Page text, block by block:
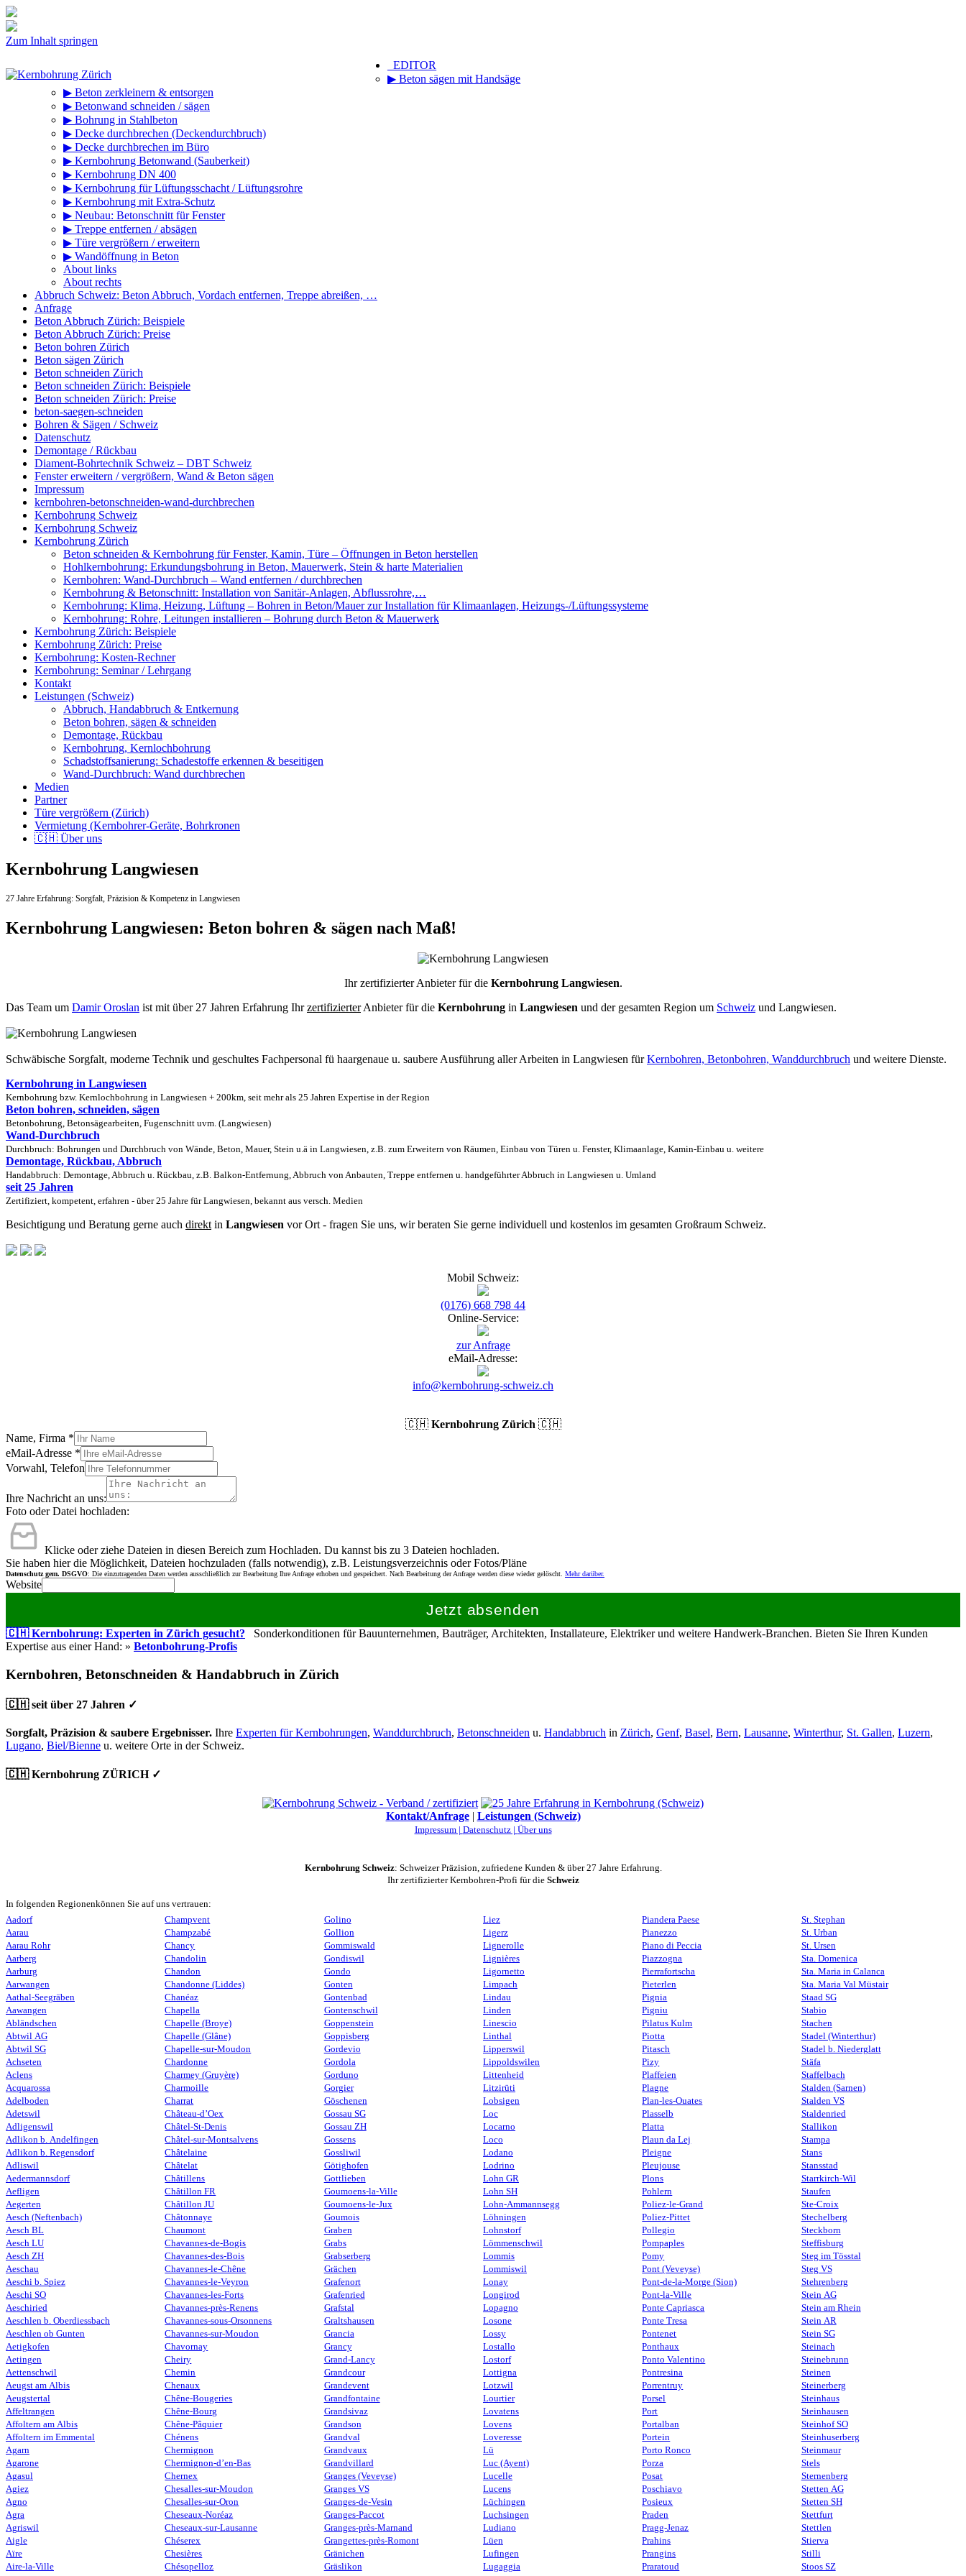
Zum Inhalt springen
_EDITOR
▶ Beton sägen mit Handsäge
▶ Beton zerkleinern & entsorgen
▶ Betonwand schneiden / sägen
▶ Bohrung in Stahlbeton
▶ Decke durchbrechen (Deckendurchbruch)
▶ Decke durchbrechen im Büro
▶ Kernbohrung Betonwand (Sauberkeit)
▶ Kernbohrung DN 400
▶ Kernbohrung für Lüftungsschacht / Lüftungsrohre
▶ Kernbohrung mit Extra-Schutz
▶ Neubau: Betonschnitt für Fenster
▶ Treppe entfernen / absägen
▶ Türe vergrößern / erweitern
▶ Wandöffnung in Beton
About links
About rechts
Abbruch Schweiz: Beton Abbruch, Vordach entfernen, Treppe abreißen, …
Anfrage
Beton Abbruch Zürich: Beispiele
Beton Abbruch Zürich: Preise
Beton bohren Zürich
Beton sägen Zürich
Beton schneiden Zürich
Beton schneiden Zürich: Beispiele
Beton schneiden Zürich: Preise
beton-saegen-schneiden
Bohren & Sägen / Schweiz
Datenschutz
Demontage / Rückbau
Diament-Bohrtechnik Schweiz – DBT Schweiz
Fenster erweitern / vergrößern, Wand & Beton sägen
Impressum
kernbohren-betonschneiden-wand-durchbrechen
Kernbohrung Schweiz
Kernbohrung Schweiz
Kernbohrung Zürich
Beton schneiden & Kernbohrung für Fenster, Kamin, Türe – Öffnungen in Beton herstellen
Hohlkernbohrung: Erkundungsbohrung in Beton, Mauerwerk, Stein & harte Materialien
Kernbohren: Wand-Durchbruch – Wand entfernen / durchbrechen
Kernbohrung & Betonschnitt: Installation von Sanitär-Anlagen, Abflussrohre,…
Kernbohrung: Klima, Heizung, Lüftung – Bohren in Beton/Mauer zur Installation für Klimaanlagen, Heizungs-/Lüftungssysteme
Kernbohrung: Rohre, Leitungen installieren – Bohrung durch Beton & Mauerwerk
Kernbohrung Zürich: Beispiele
Kernbohrung Zürich: Preise
Kernbohrung: Kosten-Rechner
Kernbohrung: Seminar / Lehrgang
Kontakt
Leistungen (Schweiz)
Abbruch, Handabbruch & Entkernung
Beton bohren, sägen & schneiden
Demontage, Rückbau
Kernbohrung, Kernlochbohrung
Schadstoffsanierung: Schadestoffe erkennen & beseitigen
Wand-Durchbruch: Wand durchbrechen
Medien
Partner
Türe vergrößern (Zürich)
Vermietung (Kernbohrer-Geräte, Bohrkronen
🇨🇭 Über uns
Kernbohrung Langwiesen
27 Jahre Erfahrung: Sorgfalt, Präzision & Kompetenz in Langwiesen
Kernbohrung Langwiesen: Beton bohren & sägen nach Maß!
Ihr zertifizierter Anbieter für die Kernbohrung Langwiesen.
Das Team um Damir Oroslan ist mit über 27 Jahren Erfahrung IhrzertifizierterAnbieter für die Kernbohrung in Langwiesen und der gesamten Region um Schweiz und Langwiesen.
Schwäbische Sorgfalt, moderne Technik und geschultes Fachpersonal fü haargenaue u. saubere Ausführung aller Arbeiten in Langwiesen fürKernbohren, Betonbohren, Wanddurchbruch und weitere Dienste.
Kernbohrung in Langwiesen
Kernbohrung bzw. Kernlochbohrung in Langwiesen + 200km, seit mehr als 25 Jahren Expertise in der Region
Beton bohren, schneiden, sägen
Betonbohrung, Betonsägearbeiten, Fugenschnitt uvm. (Langwiesen)
Wand-Durchbruch
Durchbruch: Bohrungen und Durchbruch von Wände, Beton, Mauer, Stein u.ä in Langwiesen, z.B. zum Erweitern von Räumen, Einbau von Türen u. Fenster, Klimaanlage, Kamin-Einbau u. weitere
Demontage, Rückbau, Abbruch
Handabbruch: Demontage, Abbruch u. Rückbau, z.B. Balkon-Entfernung, Abbruch von Anbauten, Treppe entfernen u. handgeführter Abbruch in Langwiesen u. Umland
seit 25 Jahren
Zertifiziert, kompetent, erfahren - über 25 Jahre für Langwiesen, bekannt aus versch. Medien
Besichtigung und Beratung gerne auch direkt in Langwiesen vor Ort - fragen Sie uns, wir beraten Sie gerne individuell und kostenlos im gesamten Großraum Schweiz.
Mobil Schweiz:
(0176) 668 798 44
Online-Service:
zur Anfrage
eMail-Adresse:
info@kernbohrung-schweiz.ch
🇨🇭 Kernbohrung Zürich 🇨🇭
Name, Firma *
eMail-Adresse *
Vorwahl, Telefon
Ihre Nachricht an uns:
Foto oder Datei hochladen:
Klicke oder ziehe Dateien in diesen Bereich zum Hochladen. Du kannst bis zu 3 Dateien hochladen.
Sie haben hier die Möglichkeit, Dateien hochzuladen (falls notwendig), z.B. Leistungsverzeichnis oder Fotos/Pläne
Datenschutz gem. DSGVO: Die einzutragenden Daten werden ausschließlich zur Bearbeitung Ihre Anfrage erhoben und gespeichert. Nach Bearbeitung der Anfrage werden diese wieder gelöscht. Mehr darüber.
Website
Jetzt absenden
🇨🇭 Kernbohrung: Experten in Zürich gesucht? Sonderkonditionen für Bauunternehmen, Bauträger, Architekten, Installateure, Elektriker und weitere Handwerk-Branchen. Bieten Sie Ihren Kunden
Expertise aus einer Hand: » Betonbohrung-Profis
Kernbohren, Betonschneiden & Handabbruch in Zürich
🇨🇭 seit über 27 Jahren ✓
Sorgfalt, Präzision & saubere Ergebnisser. Ihre Experten für Kernbohrungen, Wanddurchbruch, Betonschneiden u. Handabbruch in Zürich, Genf, Basel, Bern, Lausanne, Winterthur, St. Gallen, Luzern,
Lugano, Biel/Bienne u. weitere Orte in der Schweiz.
🇨🇭 Kernbohrung ZÜRICH ✓
Kontakt/Anfrage| Leistungen (Schweiz)
Impressum | Datenschutz | Über uns
Kernbohrung Schweiz: Schweizer Präzision, zufriedene Kunden & über 27 Jahre Erfahrung.
Ihr zertifizierter Kernbohren-Profi für die Schweiz
In folgenden Regionenkönnen Sie auf uns vertrauen:
Aadorf
Aarau
Aarau Rohr
Aarberg
Aarburg
Aarwangen
Aathal-Seegräben
Aawangen
Abländschen
Abtwil AG
Abtwil SG
Achseten
Aclens
Acquarossa
Adelboden
Adetswil
Adligenswil
Adlikon b. Andelfingen
Adlikon b. Regensdorf
Adliswil
Aedermannsdorf
Aefligen
Aegerten
Aesch (Neftenbach)
Aesch BL
Aesch LU
Aesch ZH
Aeschau
Aeschi b. Spiez
Aeschi SO
Aeschiried
Aeschlen b. Oberdiessbach
Aeschlen ob Gunten
Aetigkofen
Aetingen
Aettenschwil
Aeugst am Albis
Aeugstertal
Affeltrangen
Affoltern am Albis
Affoltern im Emmental
Agarn
Agarone
Agasul
Agiez
Agno
Agra
Agriswil
Aigle
Aïre
Aire-la-Ville
Champvent
Champzabé
Chancy
Chandolin
Chandon
Chandonne (Liddes)
Chanéaz
Chapella
Chapelle (Broye)
Chapelle (Glâne)
Chapelle-sur-Moudon
Chardonne
Charmey (Gruyère)
Charmoille
Charrat
Château-d’Oex
Châtel-St-Denis
Châtel-sur-Montsalvens
Châtelaine
Châtelat
Châtillens
Châtillon FR
Châtillon JU
Châtonnaye
Chaumont
Chavannes-de-Bogis
Chavannes-des-Bois
Chavannes-le-Chêne
Chavannes-le-Veyron
Chavannes-les-Forts
Chavannes-près-Renens
Chavannes-sous-Orsonnens
Chavannes-sur-Moudon
Chavornay
Cheiry
Chemin
Chenaux
Chêne-Bougeries
Chêne-Bourg
Chêne-Pâquier
Chénens
Chermignon
Chermignon-d’en-Bas
Chernex
Chesalles-sur-Moudon
Chesalles-sur-Oron
Cheseaux-Noréaz
Cheseaux-sur-Lausanne
Chéserex
Chesières
Chésopelloz
Golino
Gollion
Gommiswald
Gondiswil
Gondo
Gonten
Gontenbad
Gontenschwil
Goppenstein
Goppisberg
Gordevio
Gordola
Gorduno
Gorgier
Göschenen
Gossau SG
Gossau ZH
Gossens
Gossliwil
Götighofen
Gottlieben
Goumoens-la-Ville
Goumoens-le-Jux
Goumois
Graben
Grabs
Grabserberg
Grächen
Grafenort
Grafenried
Grafstal
Graltshausen
Grancia
Grancy
Grand-Lancy
Grandcour
Grandevent
Grandfontaine
Grandsivaz
Grandson
Grandval
Grandvaux
Grandvillard
Granges (Veveyse)
Granges VS
Granges-de-Vesin
Granges-Paccot
Granges-près-Marnand
Grangettes-près-Romont
Gränichen
Gräslikon
Liez
Ligerz
Lignerolle
Lignières
Ligornetto
Limpach
Lindau
Linden
Linescio
Linthal
Lipperswil
Lippoldswilen
Littenheid
Litzirüti
Lobsigen
Loc
Locarno
Loco
Lodano
Lodrino
Lohn GR
Lohn SH
Lohn-Ammannsegg
Löhningen
Lohnstorf
Lömmenschwil
Lommis
Lommiswil
Lonay
Longirod
Lopagno
Losone
Lossy
Lostallo
Lostorf
Lottigna
Lotzwil
Lourtier
Lovatens
Lovens
Loveresse
Lü
Luc (Ayent)
Lucelle
Lucens
Lüchingen
Luchsingen
Ludiano
Lüen
Lufingen
Lugaggia
Piandera Paese
Pianezzo
Piano di Peccia
Piazzogna
Pierrafortscha
Pieterlen
Pignia
Pigniu
Pilatus Kulm
Piotta
Pitasch
Pizy
Plaffeien
Plagne
Plan-les-Ouates
Plasselb
Platta
Plaun da Lej
Pleigne
Pleujouse
Plons
Pohlern
Poliez-le-Grand
Poliez-Pittet
Pollegio
Pompaples
Pomy
Pont (Veveyse)
Pont-de-la-Morge (Sion)
Pont-la-Ville
Ponte Capriasca
Ponte Tresa
Pontenet
Ponthaux
Ponto Valentino
Pontresina
Porrentruy
Porsel
Port
Portalban
Portein
Porto Ronco
Porza
Posat
Poschiavo
Posieux
Praden
Pragg-Jenaz
Prahins
Prangins
Praratoud
St. Stephan
St. Urban
St. Ursen
Sta. Domenica
Sta. Maria in Calanca
Sta. Maria Val Müstair
Staad SG
Stabio
Stachen
Stadel (Winterthur)
Stadel b. Niederglatt
Stäfa
Staffelbach
Stalden (Sarnen)
Stalden VS
Staldenried
Stallikon
Stampa
Stans
Stansstad
Starrkirch-Wil
Staufen
Ste-Croix
Stechelberg
Steckborn
Steffisburg
Steg im Tösstal
Steg VS
Stehrenberg
Stein AG
Stein am Rhein
Stein AR
Stein SG
Steinach
Steinebrunn
Steinen
Steinerberg
Steinhaus
Steinhausen
Steinhof SO
Steinhuserberg
Steinmaur
Stels
Sternenberg
Stetten AG
Stetten SH
Stettfurt
Stettlen
Stierva
Stilli
Stoos SZ